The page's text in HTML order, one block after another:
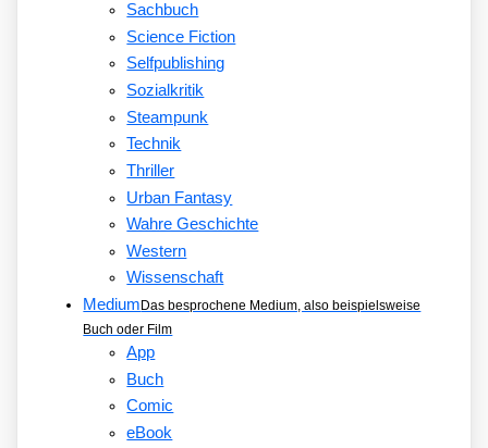
Sachbuch
Science Fiction
Selfpublishing
Sozialkritik
Steampunk
Technik
Thriller
Urban Fantasy
Wahre Geschichte
Western
Wissenschaft
Medium Das besprochene Medium, also beispielsweise
Buch oder Film
App
Buch
Comic
eBook